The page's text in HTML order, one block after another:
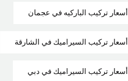
أسعار تركيب الباركيه في عجمان
أسعار تركيب السيراميك في الشارقة
أسعار تركيب السيراميك في دبي